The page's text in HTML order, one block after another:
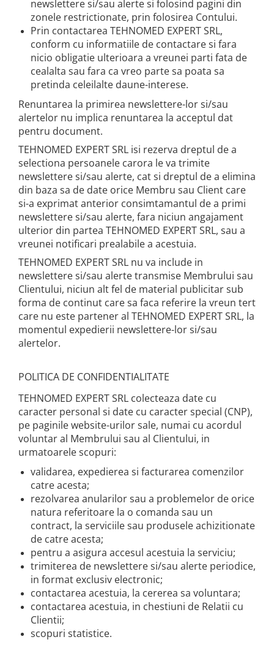
newslettere si/sau alerte si folosind pagini din
zonele restrictionate, prin folosirea Contului.
Prin contactarea TEHNOMED EXPERT SRL,
conform cu informatiile de contactare si fara
nicio obligatie ulterioara a vreunei parti fata de
cealalta sau fara ca vreo parte sa poata sa
pretinda celeilalte daune-interese.
Renuntarea la primirea newslettere-lor si/sau
alertelor nu implica renuntarea la acceptul dat
pentru document.
TEHNOMED EXPERT SRL isi rezerva dreptul de a
selectiona persoanele carora le va trimite
newslettere si/sau alerte, cat si dreptul de a elimina
din baza sa de date orice Membru sau Client care
si-a exprimat anterior consimtamantul de a primi
newslettere si/sau alerte, fara niciun angajament
ulterior din partea TEHNOMED EXPERT SRL, sau a
vreunei notificari prealabile a acestuia.
TEHNOMED EXPERT SRL nu va include in
newslettere si/sau alerte transmise Membrului sau
Clientului, niciun alt fel de material publicitar sub
forma de continut care sa faca referire la vreun tert
care nu este partener al TEHNOMED EXPERT SRL, la
momentul expedierii newslettere-lor si/sau
alertelor.
POLITICA DE CONFIDENTIALITATE
TEHNOMED EXPERT SRL colecteaza date cu
caracter personal si date cu caracter special (CNP),
pe paginile website-urilor sale, numai cu acordul
voluntar al Membrului sau al Clientului, in
urmatoarele scopuri:
validarea, expedierea si facturarea comenzilor
catre acesta;
rezolvarea anularilor sau a problemelor de orice
natura referitoare la o comanda sau un
contract, la serviciile sau produsele achizitionate
de catre acesta;
pentru a asigura accesul acestuia la serviciu;
trimiterea de newslettere si/sau alerte periodice,
in format exclusiv electronic;
contactarea acestuia, la cererea sa voluntara;
contactarea acestuia, in chestiuni de Relatii cu
Clientii;
scopuri statistice.